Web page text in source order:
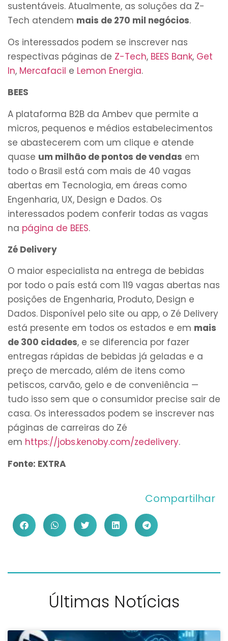
sustentáveis. Atualmente, as soluções da Z-
Tech atendem mais de 270 mil negócios.
Os interessados podem se inscrever nas
respectivas páginas de Z-Tech, BEES Bank, Get
In, Mercafacil e Lemon Energia.
BEES
A plataforma B2B da Ambev que permite a
micros, pequenos e médios estabelecimentos
se abastecerem com um clique e atende
quase um milhão de pontos de vendas em
todo o Brasil está com mais de 40 vagas
abertas em Tecnologia, em áreas como
Engenharia, UX, Design e Dados. Os
interessados podem conferir todas as vagas
na página de BEES.
Zé Delivery
O maior especialista na entrega de bebidas
por todo o país está com 119 vagas abertas nas
posições de Engenharia, Produto, Design e
Dados. Disponível pelo site ou app, o Zé Delivery
está presente em todos os estados e em mais
de 300 cidades, e se diferencia por fazer
entregas rápidas de bebidas já geladas e a
preço de mercado, além de itens como
petiscos, carvão, gelo e de conveniência —
tudo isso sem que o consumidor precise sair de
casa. Os interessados podem se inscrever nas
páginas de carreiras do Zé
em https://jobs.kenoby.com/zedelivery.
Fonte: EXTRA
Compartilhar
Últimas Notícias